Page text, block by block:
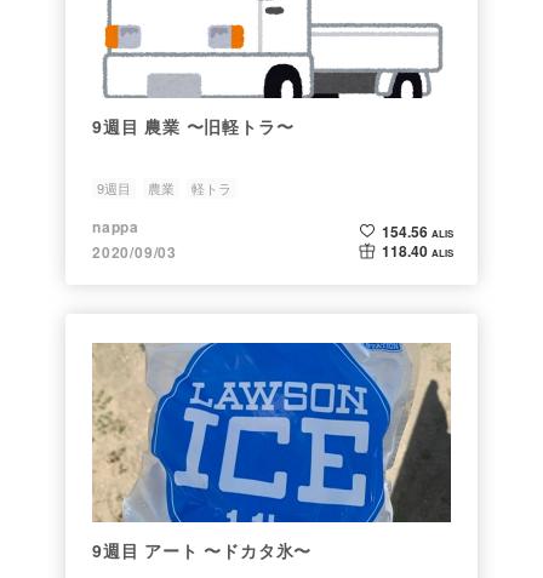
9週目 農業 〜旧軽トラ〜
9週目 農業 軽トラ
nappa
2020/09/03
154.56 ALIS
118.40 ALIS
9週目 アート 〜ドカタ氷〜